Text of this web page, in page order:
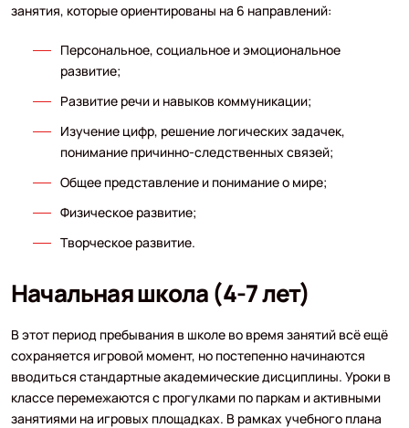
занятия, которые ориентированы на 6 направлений:
Персональное, социальное и эмоциональное
развитие;
Развитие речи и навыков коммуникации;
Изучение цифр, решение логических задачек,
понимание причинно-следственных связей;
Общее представление и понимание о мире;
Физическое развитие;
Творческое развитие.
Начальная школа (4-7 лет)
В этот период пребывания в школе во время занятий всё ещё
сохраняется игровой момент, но постепенно начинаются
вводиться стандартные академические дисциплины. Уроки в
классе перемежаются с прогулками по паркам и активными
занятиями на игровых площадках. В рамках учебного плана